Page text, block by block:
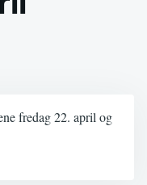
fredag 22. april og